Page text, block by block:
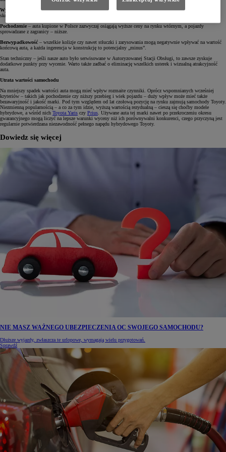
Wyposażenie dodatkowe– jeśli nasz samochód posiada dodatkowe akcesoria, takie jak relingi, boks, hak,
skórzaną tapicerkę czy komplet kół zimowych, to jego wartość będzie znacznie wyższa.
Pochodzenie – auta kupione w Polsce zazwyczaj osiągają wyższe ceny na rynku wtórnym, a pojazdy
sprowadzane z zagranicy – niższe.
Bezwypadkowość – wszelkie kolizje czy nawet stłuczki i zarysowania mogą negatywnie wpływać na wartość
końcową auta, a każda ingerencja w konstrukcję to potencjalny „minus”.
Stan techniczny – jeśli nasze auto było serwisowane w Autoryzowanej Stacji Obsługi, to zawsze zyskuje
dodatkowe punkty przy wycenie. Warto także zadbać o eliminację wszelkich usterek i wizualną atrakcyjność
auta.
Utrata wartości samochodu
Na mniejszy spadek wartości auta mogą mieć wpływ rozmaite czynniki. Oprócz wspomnianych wcześniej
kryteriów – takich jak pochodzenie czy niższy przebieg i wiek pojazdu – duży wpływ może mieć także
bezawaryjność i jakość marki. Pod tym względem od lat czołową pozycję na rynku zajmują samochody Toyoty.
Niezmienną popularnością – a co za tym idzie, wyższą wartością rezydualną – cieszą się choćby modele
hybrydowe, a wśród nich Toyota Yaris czy Prius. Używane auta tej marki nawet po przekroczeniu okresu
gwarancyjnego mogą liczyć na lepsze warunki wyceny niż ich porównywalni konkurenci, czego przyczyną jest
regularnie potwierdzana niezawodność pełnego napędu hybrydowego Toyoty.
Dowiedz się więcej
NIE MASZ WAŻNEGO UBEZPIECZENIA OC SWOJEGO SAMOCHODU?
Dłuższe wyjazdy, zwłaszcza te urlopowe, wymagają wielu przygotowań.
Sprawdź